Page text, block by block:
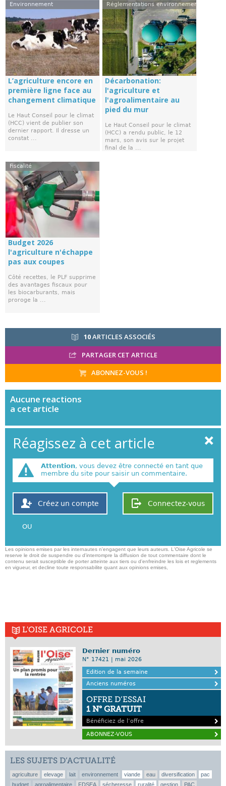
Environnement
L’agriculture encore en
première ligne face au
changement climatique
Le Haut Conseil pour le climat
(HCC) vient de publier son
dernier rapport. Il dresse un
constat ...
Réglementations environnementales
Décarbonation:
l'agriculture et
l'agroalimentaire au
pied du mur
Le Haut Conseil pour le climat
(HCC) a rendu public, le 12
mars, son avis sur le projet
final de la ...
Fiscalité
Budget 2026
l'agriculture n'échappe
pas aux coupes
Côté recettes, le PLF supprime
des avantages fiscaux pour
les biocarburants, mais
proroge la ...
10ARTICLES ASSOCIÉS
PARTAGER CET ARTICLE
ABONNEZ-VOUS !
Aucune reactions
a cet article
Réagissez à cet article
Attention, vous devez être connecté en tant que
membre du site pour saisir un commentaire.
Connectez-vous
Créez un compte
OU
Les opinions emises par les internautes n'engagent que leurs auteurs. L'Oise Agricole se
reserve le droit de suspendre ou d'interrompre la diffusion de tout commentaire dont le
contenu serait susceptible de porter atteinte aux tiers ou d'enfreindre les lois et reglements
en vigueur, et decline toute responsabilite quant aux opinions emises,
L'OISE AGRICOLE
Dernier numéro
N° 17421 | mai 2026
Edition de la semaine
Anciens numéros
OFFRE D’ESSAI
1 N° GRATUIT
Bénéficiez de l’offre
ABONNEZ-VOUS
LES SUJETS D’ACTUALITÉ
agriculture elevage lait environnement viande eau diversification
pac
budget
agroalimentaire FDSEA sécheresse ruralité gestion PAC